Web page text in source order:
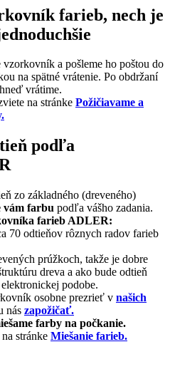
farieb, nech je
a pošleme ho poštou do
na spätné vrátenie. Po obdržaní
vrátime.
na stránke Požičiavame a
podľa
zo základného (dreveného)
vám farbu podľa vášho zadania.
farieb ADLER:
70 odtieňov rôznych radov farieb
prúžkoch, takže je dobre
dreva a ako bude odtieň
podobe.
osobne prezrieť v našich
nás zapožičať.
farby na počkanie.
stránke Miešanie farieb.